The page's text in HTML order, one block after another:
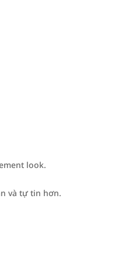
look.
và tự tin hơn.